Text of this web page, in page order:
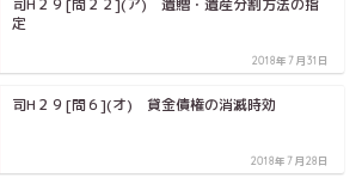
定
2018年7月31日
司H２９[問６](オ) 貸金債権の消滅時効
2018年7月28日